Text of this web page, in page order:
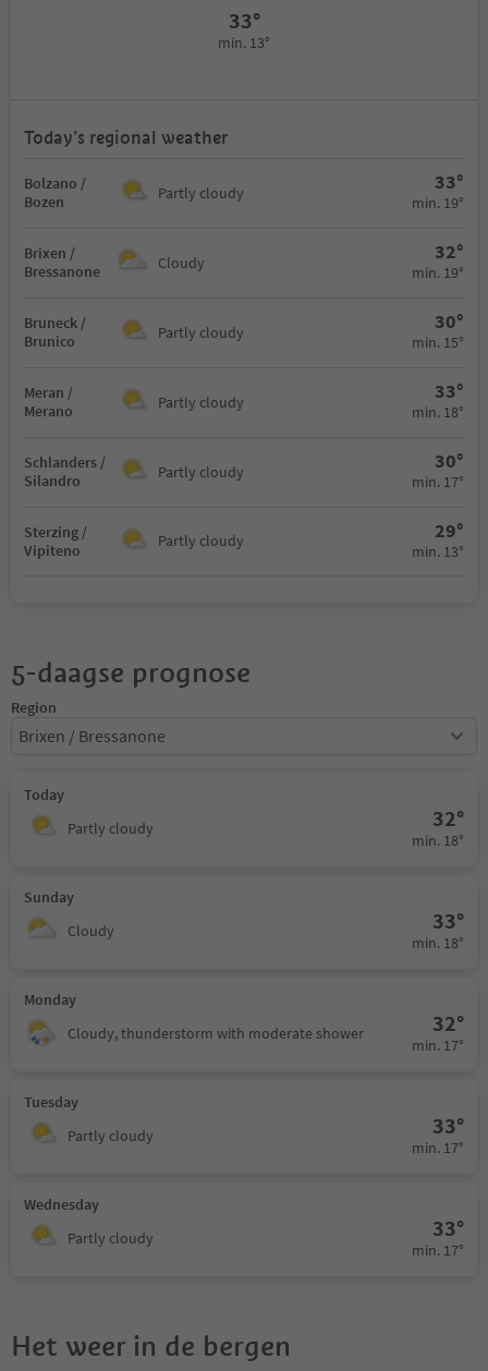
33°
min. 13°
Today’s regional weather
Bolzano /
Bozen
Partly cloudy 33°
min. 19°
Brixen /
Bressanone
Cloudy 32°
min. 19°
Bruneck /
Brunico
Partly cloudy 30°
min. 15°
Meran /
Merano
Partly cloudy 33°
min. 18°
Schlanders /
Silandro
Partly cloudy 30°
min. 17°
Sterzing /
Vipiteno
Partly cloudy 29°
min. 13°
5-daagse prognose
Region
Brixen / Bressanone
Today
Partly cloudy
32°
min. 18°
Sunday
Cloudy
33°
min. 18°
Monday
Cloudy, thunderstorm with moderate shower
32°
min. 17°
Tuesday
Partly cloudy
33°
min. 17°
Wednesday
Partly cloudy
33°
min. 17°
Het weer in de bergen